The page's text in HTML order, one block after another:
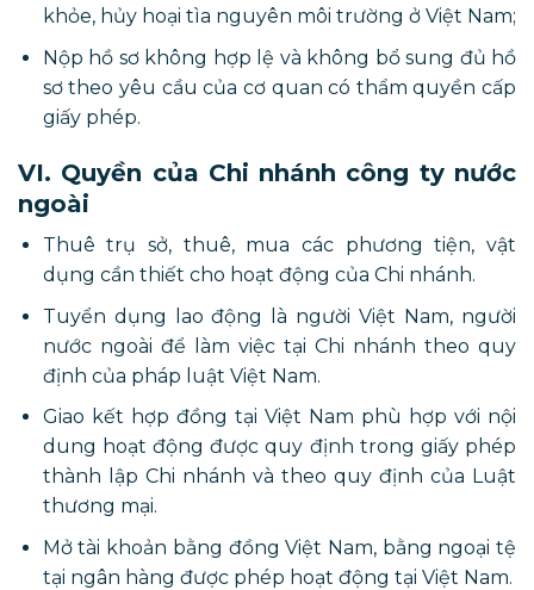
khỏe, hủy hoại tìa nguyên môi trường ở Việt Nam;
Nộp hồ sơ không hợp lệ và không bổ sung đủ hồ
sơ theo yêu cầu của cơ quan có thẩm quyền cấp
giấy phép.
VI. Quyền của Chi nhánh công ty nước
ngoài
Thuê trụ sở, thuê, mua các phương tiện, vật
dụng cần thiết cho hoạt động của Chi nhánh.
Tuyển dụng lao động là người Việt Nam, người
nước ngoài để làm việc tại Chi nhánh theo quy
định của pháp luật Việt Nam.
Giao kết hợp đồng tại Việt Nam phù hợp với nội
dung hoạt động được quy định trong giấy phép
thành lập Chi nhánh và theo quy định của Luật
thương mại.
Mở tài khoản bằng đồng Việt Nam, bằng ngoại tệ
tại ngân hàng được phép hoạt động tại Việt Nam.